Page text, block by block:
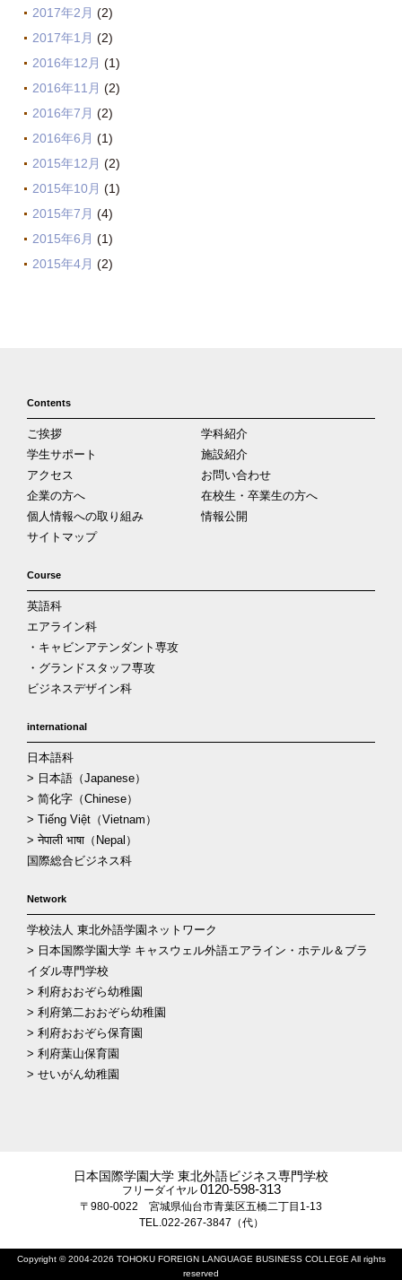
2017年2月 (2)
2017年1月 (2)
2016年12月 (1)
2016年11月 (2)
2016年7月 (2)
2016年6月 (1)
2015年12月 (2)
2015年10月 (1)
2015年7月 (4)
2015年6月 (1)
2015年4月 (2)
Contents
ご挨拶
学科紹介
学生サポート
施設紹介
アクセス
お問い合わせ
企業の方へ
在校生・卒業生の方へ
個人情報への取り組み
情報公開
サイトマップ
Course
英語科
エアライン科
・キャビンアテンダント専攻
・グランドスタッフ専攻
ビジネスデザイン科
international
日本語科
> 日本語（Japanese）
> 简化字（Chinese）
> Tiếng Việt（Vietnam）
> नेपाली भाषा（Nepal）
国際総合ビジネス科
Network
学校法人 東北外語学園ネットワーク
> 日本国際学園大学 キャスウェル外語エアライン・ホテル＆ブラ
イダル専門学校
> 利府おおぞら幼稚園
> 利府第二おおぞら幼稚園
> 利府おおぞら保育園
> 利府葉山保育園
> せいがん幼稚園
日本国際学園大学 東北外語ビジネス専門学校
フリーダイヤル 0120-598-313
〒980-0022 宮城県仙台市青葉区五橋二丁目1-13
TEL.022-267-3847（代）
Copyright © 2004-2026 TOHOKU FOREIGN LANGUAGE BUSINESS COLLEGE All rights
reserved